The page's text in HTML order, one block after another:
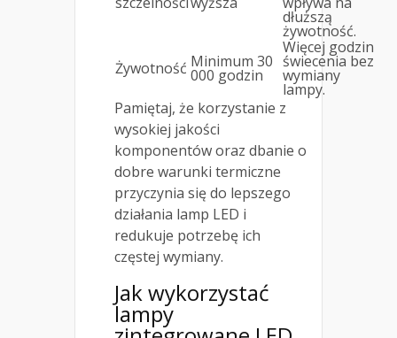
dłuższą
żywotność.
Żywotność Minimum 30
000 godzin
Więcej godzin
świecenia bez
wymiany
lampy.
Pamiętaj, że korzystanie z
wysokiej jakości
komponentów oraz dbanie o
dobre warunki termiczne
przyczynia się do lepszego
działania lamp LED i
redukuje potrzebę ich
częstej wymiany.
Jak wykorzystać
lampy